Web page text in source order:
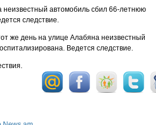
автомобиль сбил 66-летнюю
следствие.
же день на улице Алабяна неизвестный
Ведется следствие.